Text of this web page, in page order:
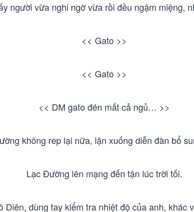
người vừa nghi ngờ vừa rồi đều ngậm miệng,
<< Gato >>
<< Gato >>
<< DM gato đén mất cả ngủ… >>
không rep lại nữa, lặn xuống diễn đàn bổ
Lạc Đường lên mạng đến tận lúc trời tối.
dùng tay kiểm tra nhiệt độ của anh, khác